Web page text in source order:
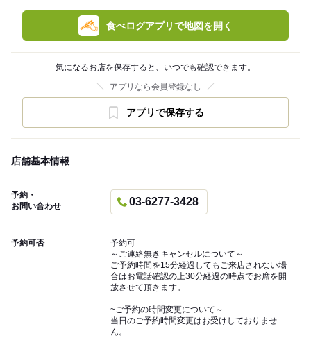
食べログアプリで地図を開く
気になるお店を保存すると、いつでも確認できます。
アプリなら会員登録なし
アプリで保存する
店舗基本情報
予約・
お問い合わせ
03-6277-3428
予約可否
予約可
～ご連絡無きキャンセルについて～
ご予約時間を15分経過してもご来店されない場
合はお電話確認の上30分経過の時点でお席を開
放させて頂きます。
~ご予約の時間変更について～
当日のご予約時間変更はお受けしておりませ
ん。